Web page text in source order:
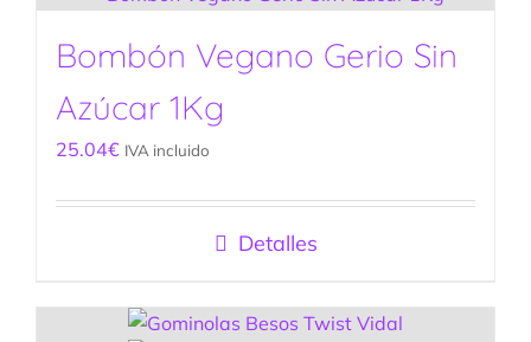
Bombón Vegano Gerio Sin
Azúcar 1Kg
25.04€ IVA incluido
Detalles